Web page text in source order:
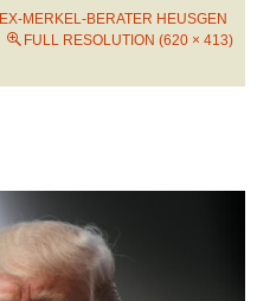
EX-MERKEL-BERATER HEUSGEN
FULL RESOLUTION (620 × 413)